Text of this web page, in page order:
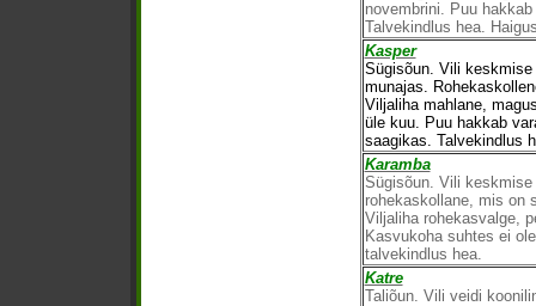
novembrini. Puu
Talvekindlus hea.
Kasper
Sügisõun. Vili keskmise
munajas.
Viljaliha mahlane,
üle kuu. Puu hakkab
saagikas. Talvekindlus
Karamba
Sügisõun. Vili
rohekaskollane, mis on
Viljaliha rohekasvalge,
Kasvukoha suhtes ei
talvekindlus hea.
Katre
Taliõun. Vili veidi